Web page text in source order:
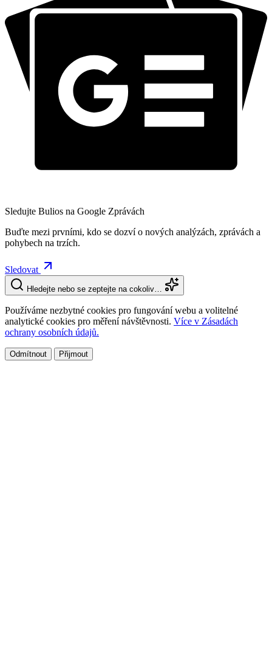
Sledujte Bulios na Google Zprávách
Buďte mezi prvními, kdo se dozví o nových analýzách, zprávách a
pohybech na trzích.
Sledovat
Hledejte nebo se zeptejte na cokoliv…
Používáme nezbytné cookies pro fungování webu a volitelné
analytické cookies pro měření návštěvnosti. Více v Zásadách
ochrany osobních údajů.
Odmítnout Přijmout